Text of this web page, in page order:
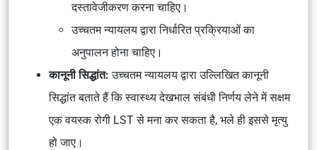
दस्तावेजीकरण करना चाहिए।
उच्चतम न्यायलय द्वारा निर्धारित प्रक्रियाओं का
अनुपालन होना चाहिए।
कानूनी सिद्धांत:उच्चतम न्यायलय द्वारा उल्लिखित कानूनी
सिद्धांत बताते हैं कि स्वास्थ्य देखभाल संबंधी निर्णय लेने में सक्षम
एक वयस्क रोगी LST से मना कर सकता है, भले ही इससे मृत्यु
हो जाए।